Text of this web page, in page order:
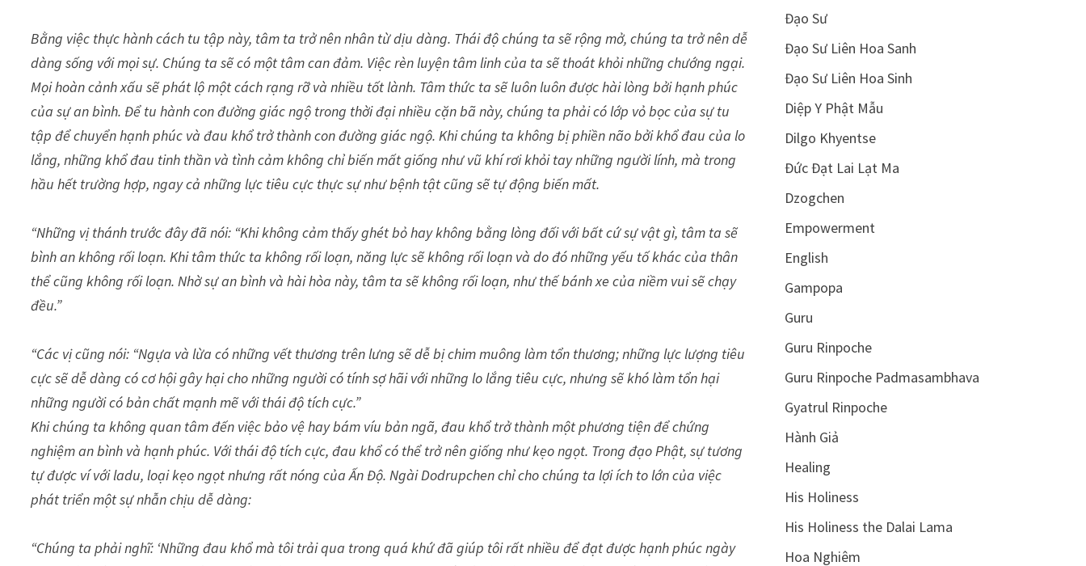
Bằng việc thực hành cách tu tập này, tâm ta trở nên nhân từ dịu dàng. Thái độ chúng ta sẽ rộng mở, chúng ta trở nên dễ
dàng sống với mọi sự. Chúng ta sẽ có một tâm can đảm. Việc rèn luyện tâm linh của ta sẽ thoát khỏi những chướng ngại.
Mọi hoàn cảnh xấu sẽ phát lộ một cách rạng rỡ và nhiều tốt lành. Tâm thức ta sẽ luôn luôn được hài lòng bởi hạnh phúc
của sự an bình. Để tu hành con đường giác ngộ trong thời đại nhiều cặn bã này, chúng ta phải có lớp vỏ bọc của sự tu
tập để chuyển hạnh phúc và đau khổ trở thành con đường giác ngộ. Khi chúng ta không bị phiền não bởi khổ đau của lo
lắng, những khổ đau tinh thần và tình cảm không chỉ biến mất giống như vũ khí rơi khỏi tay những người lính, mà trong
hầu hết trường hợp, ngay cả những lực tiêu cực thực sự như bệnh tật cũng sẽ tự động biến mất.
“Những vị thánh trước đây đã nói: “Khi không cảm thấy ghét bỏ hay không bằng lòng đối với bất cứ sự vật gì, tâm ta sẽ
bình an không rối loạn. Khi tâm thức ta không rối loạn, năng lực sẽ không rối loạn và do đó những yếu tố khác của thân
thể cũng không rối loạn. Nhờ sự an bình và hài hòa này, tâm ta sẽ không rối loạn, như thế bánh xe của niềm vui sẽ chạy
đều.”
“Các vị cũng nói: “Ngựa và lừa có những vết thương trên lưng sẽ dễ bị chim muông làm tổn thương; những lực lượng tiêu
cực sẽ dễ dàng có cơ hội gây hại cho những người có tính sợ hãi với những lo lắng tiêu cực, nhưng sẽ khó làm tổn hại
những người có bản chất mạnh mẽ với thái độ tích cực.”
Khi chúng ta không quan tâm đến việc bảo vệ hay bám víu bản ngã, đau khổ trở thành một phương tiện để chứng
nghiệm an bình và hạnh phúc. Với thái độ tích cực, đau khổ có thể trở nên giống như kẹo ngọt. Trong đạo Phật, sự tương
tự được ví với ladu, loại kẹo ngọt nhưng rất nóng của Ấn Độ. Ngài Dodrupchen chỉ cho chúng ta lợi ích to lớn của việc
phát triển một sự nhẫn chịu dễ dàng:
“Chúng ta phải nghĩ: ‘Những đau khổ mà tôi trải qua trong quá khứ đã giúp tôi rất nhiều để đạt được hạnh phúc ngày
Đạo Sư
Đạo Sư Liên Hoa Sanh
Đạo Sư Liên Hoa Sinh
Diệp Y Phật Mẫu
Dilgo Khyentse
Đức Đạt Lai Lạt Ma
Dzogchen
Empowerment
English
Gampopa
Guru
Guru Rinpoche
Guru Rinpoche Padmasambhava
Gyatrul Rinpoche
Hành Giả
Healing
His Holiness
His Holiness the Dalai Lama
Hoa Nghiêm